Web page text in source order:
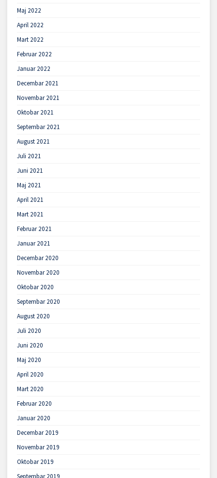
Maj 2022
April 2022
Mart 2022
Februar 2022
Januar 2022
Decembar 2021
Novembar 2021
Oktobar 2021
Septembar 2021
August 2021
Juli 2021
Juni 2021
Maj 2021
April 2021
Mart 2021
Februar 2021
Januar 2021
Decembar 2020
Novembar 2020
Oktobar 2020
Septembar 2020
August 2020
Juli 2020
Juni 2020
Maj 2020
April 2020
Mart 2020
Februar 2020
Januar 2020
Decembar 2019
Novembar 2019
Oktobar 2019
Septembar 2019